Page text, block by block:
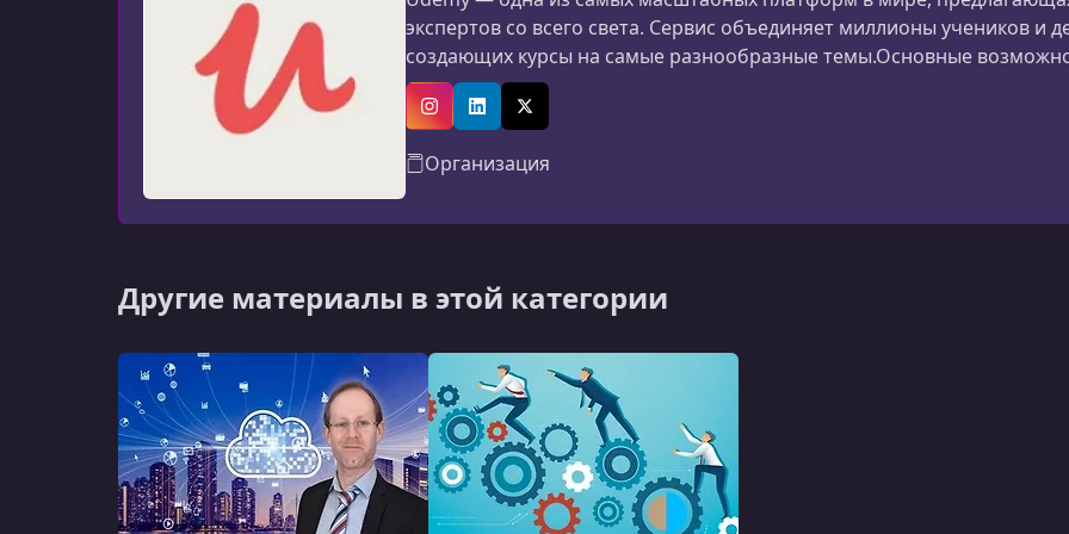
экспертов со всего света. Сервис объединяет миллионы учеников и
создающих курсы на самые разнообразные темы.Основные
программирования и дизайна до маркетинга, психологии и личной
авторов: материалы создаются специалистами из разных
InstagramLinkedInX (Twitter)
Организация
Другие материалы в этой категории